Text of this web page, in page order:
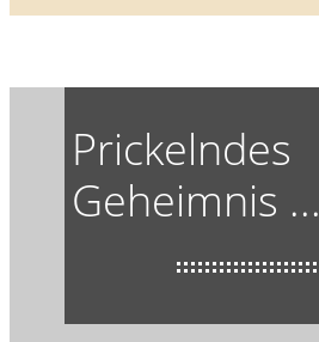
Prickelndes
Geheimnis ...